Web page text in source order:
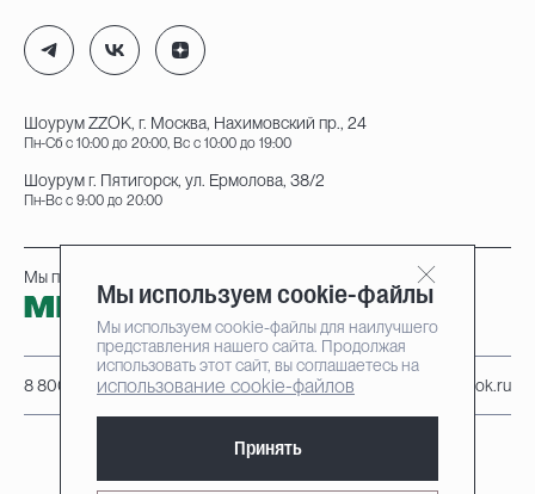
Шоурум ZZOK, г. Москва, Нахимовский пр., 24
Пн-Сб с 10:00 до 20:00, Вс с 10:00 до 19:00
Шоурум г. Пятигорск, ул. Ермолова, 38/2
Пн-Вс с 9:00 до 20:00
8 800 222-95-25 info@zzok.ru
Мы принимаем к оплате:
Мы используем cookie-файлы
Мы используем cookie-файлы для наилучшего
представления нашего сайта. Продолжая
использовать этот сайт, вы соглашаетесь на
использование cookie-файлов
Принять